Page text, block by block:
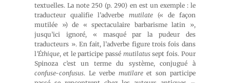
textuelles. La note 250 (p. 290) en est un exemple : le
traducteur qualifie l’adverbe mutilate (« de façon
mutilée ») de « spectaculaire barbarisme latin »,
jusqu’ici ignoré, « masqué par la pudeur des
traducteurs ». En fait, l’adverbe figure trois fois dans
l’Éthique, et le participe passé mutilatussept fois. Pour
Spinoza c’est un terme du système, conjugué à
confuse-confusus. Le verbe mutilareet son participe